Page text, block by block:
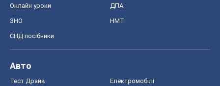
Онлайн уроки ДПА
ЗНО НМТ
СНД посібники
Авто
Тест Драйв Електромобілі